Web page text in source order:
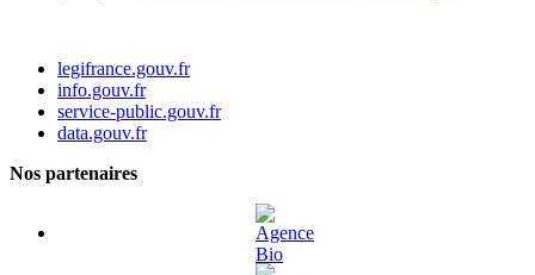
legifrance.gouv.fr
info.gouv.fr
service-public.gouv.fr
data.gouv.fr
Nos partenaires